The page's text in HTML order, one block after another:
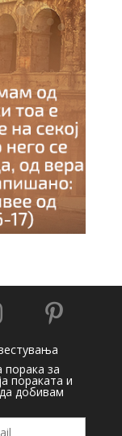

порака за
пораката и
добивам